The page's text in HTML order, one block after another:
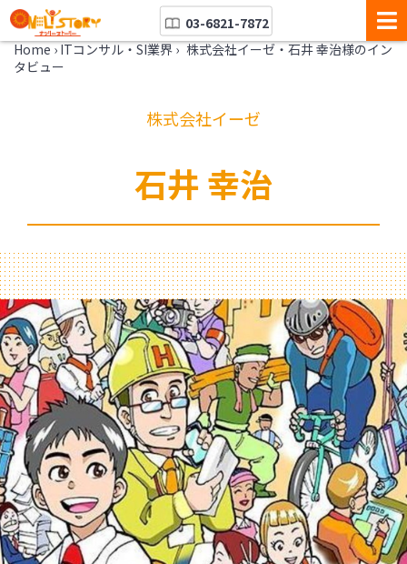
03-6821-7872
Home › ITコンサル・SI業界 › 株式会社イーゼ・石井 幸治様のイン
タビュー
株式会社イーゼ
石井 幸治